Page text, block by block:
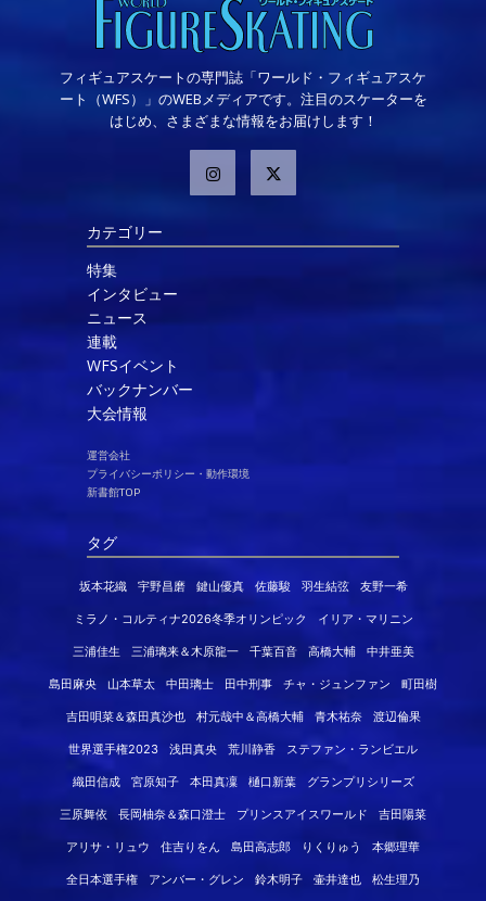
フィギュアスケートの専門誌「ワールド・フィギュアスケ
ート（WFS）」のWEBメディアです。注目のスケーターを
はじめ、さまざまな情報をお届けします！
カテゴリー
特集
インタビュー
ニュース
連載
WFSイベント
バックナンバー
大会情報
運営会社
プライバシーポリシー・動作環境
新書館TOP
タグ
坂本花織 宇野昌磨 鍵山優真 佐藤駿 羽生結弦 友野一希
ミラノ・コルティナ2026冬季オリンピック イリア・マリニン
三浦佳生 三浦璃来＆木原龍一 千葉百音 高橋大輔 中井亜美
島田麻央 山本草太 中田璃士 田中刑事 チャ・ジュンファン 町田樹
吉田唄菜＆森田真沙也 村元哉中＆高橋大輔 青木祐奈 渡辺倫果
世界選手権2023 浅田真央 荒川静香 ステファン・ランビエル
織田信成 宮原知子 本田真凜 樋口新葉 グランプリシリーズ
三原舞依 長岡柚奈＆森口澄士 プリンスアイスワールド 吉田陽菜
アリサ・リュウ 住吉りをん 島田高志郎 りくりゅう 本郷理華
全日本選手権 アンバー・グレン 鈴木明子 壷井達也 松生理乃